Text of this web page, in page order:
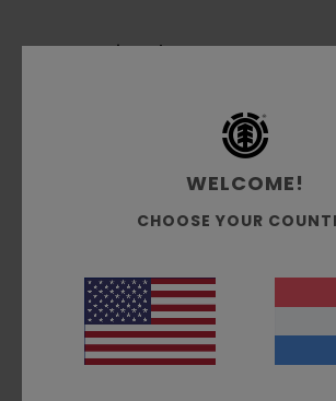
Conscious by Nature:GRS
Denimstof [13 oz./368g.]
Vaste tailleband
regular
Opening onderaan de pijp:
All-over print
Zijnaadzakken met verborgen
WELCOME!
CHOOSE YOUR